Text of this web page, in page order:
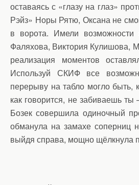
оставаясь с «глазу на глаз»
Рэйз» Норы Рятю, Оксана не
в ворота. Имели возможности
Фаляхова, Виктория Кулишова,
реализация моментов
Используй СКИФ все
перерыву на табло могло быть,
как говорится, не забиваешь ты
Бозек совершила одиночный
обманула на замахе соперниц
выйдя справа, мощно щёлкнула